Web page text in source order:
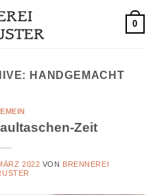
0
HANDGEMACHT
Zeit
2022 VON BRENNEREI